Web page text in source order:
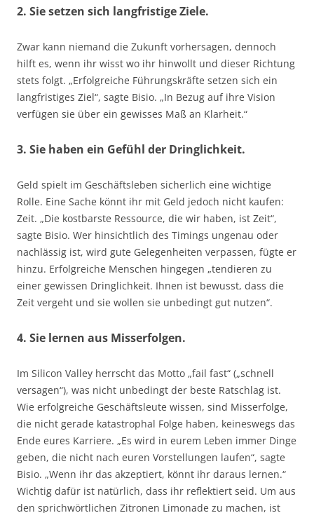
2. Sie setzen sich langfristige Ziele.
Zwar kann niemand die Zukunft vorhersagen, dennoch
hilft es, wenn ihr wisst wo ihr hinwollt und dieser Richtung
stets folgt. „Erfolgreiche Führungskräfte setzen sich ein
langfristiges Ziel“, sagte Bisio. „In Bezug auf ihre Vision
verfügen sie über ein gewisses Maß an Klarheit.“
3. Sie haben ein Gefühl der Dringlichkeit.
Geld spielt im Geschäftsleben sicherlich eine wichtige
Rolle. Eine Sache könnt ihr mit Geld jedoch nicht kaufen:
Zeit. „Die kostbarste Ressource, die wir haben, ist Zeit“,
sagte Bisio. Wer hinsichtlich des Timings ungenau oder
nachlässig ist, wird gute Gelegenheiten verpassen, fügte er
hinzu. Erfolgreiche Menschen hingegen „tendieren zu
einer gewissen Dringlichkeit. Ihnen ist bewusst, dass die
Zeit vergeht und sie wollen sie unbedingt gut nutzen“.
4. Sie lernen aus Misserfolgen.
Im Silicon Valley herrscht das Motto „fail fast“ („schnell
versagen“), was nicht unbedingt der beste Ratschlag ist.
Wie erfolgreiche Geschäftsleute wissen, sind Misserfolge,
die nicht gerade katastrophal Folge haben, keineswegs das
Ende eures Karriere. „Es wird in eurem Leben immer Dinge
geben, die nicht nach euren Vorstellungen laufen“, sagte
Bisio. „Wenn ihr das akzeptiert, könnt ihr daraus lernen.“
Wichtig dafür ist natürlich, dass ihr reflektiert seid. Um aus
den sprichwörtlichen Zitronen Limonade zu machen, ist